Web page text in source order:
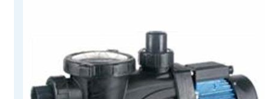
hasta
opciones
se
pueden
elegir